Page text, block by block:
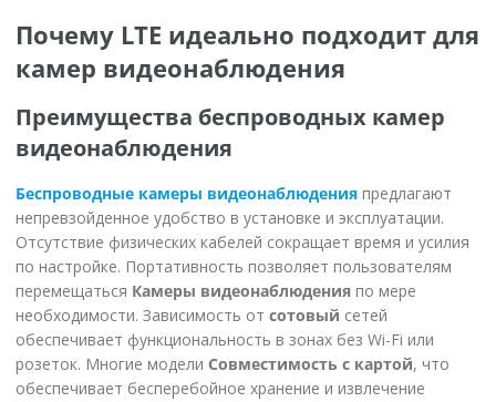
Почему LTE идеально подходит для
камер видеонаблюдения
Преимущества беспроводных камер
видеонаблюдения
Беспроводные камеры видеонаблюдения предлагают
непревзойденное удобство в установке и эксплуатации.
Отсутствие физических кабелей сокращает время и усилия
по настройке. Портативность позволяет пользователям
перемещаться Камеры видеонаблюдения по мере
необходимости. Зависимость от сотовый сетей
обеспечивает функциональность в зонах без Wi-Fi или
розеток. Многие модели Совместимость с картой, что
обеспечивает бесперебойное хранение и извлечение